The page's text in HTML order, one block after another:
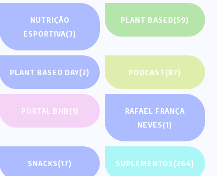
NUTRIÇÃO
ESPORTIVA(3)
PLANT BASED(59)
PLANT BASED DAY(2) PODCAST(87)
PORTAL BHB(1)
RAFAEL FRANÇA
NEVES(1)
SNACKS(17) SUPLEMENTOS(264)